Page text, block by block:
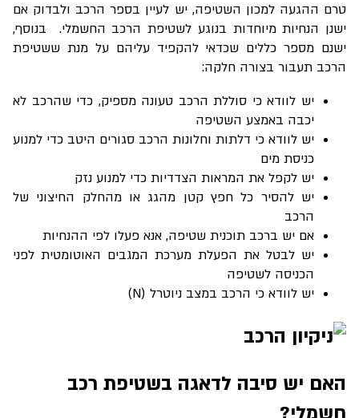
טרם ההגעה למכון השטיפה, יש לעיין בספר הרכב ולבדוק אם
ישנן הנחיות מיוחדות בנוגע לשטיפת הרכב החשמלי. בנוסף,
ישנם מספר כללים שכדאי להקפיד עליהם על מנת ששטיפת
הרכב תעבור בצורה חלקה:
יש לוודא כי סוללת הרכב טעונה מספיק, כדי שהרכב לא
יכבה באמצע השטיפה
יש לוודא כי דלתות וחלונות הרכב סגורים היטב כדי למנוע
כניסת מים
יש לקפל את המראות הצדדיות כדי למנוע נזק
יש להסיר כל חפץ קטן מהגג או מהחלק החיצוני של
הרכב
אם יש ברכב תוכנית שטיפה, אנא פעלו לפי ההנחיות
יש לבטל את הפעלת מערכת המגבים האוטומטית לפני
הכניסה לשטיפה
יש לוודא כי הרכב במצב ניוטרל (N
)
האם יש סיבה לדאגה בשטיפת רכב